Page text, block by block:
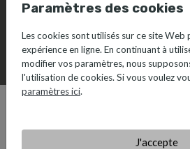
© 2026 Salvador Caetano.
Paramètres des cookies
Les cookies sont utilisés sur ce site Web
expérience en ligne. En continuant à
modifier vos paramètres, nous
l'utilisation de cookies. Si vous voulez
paramètres ici.
J'accepte